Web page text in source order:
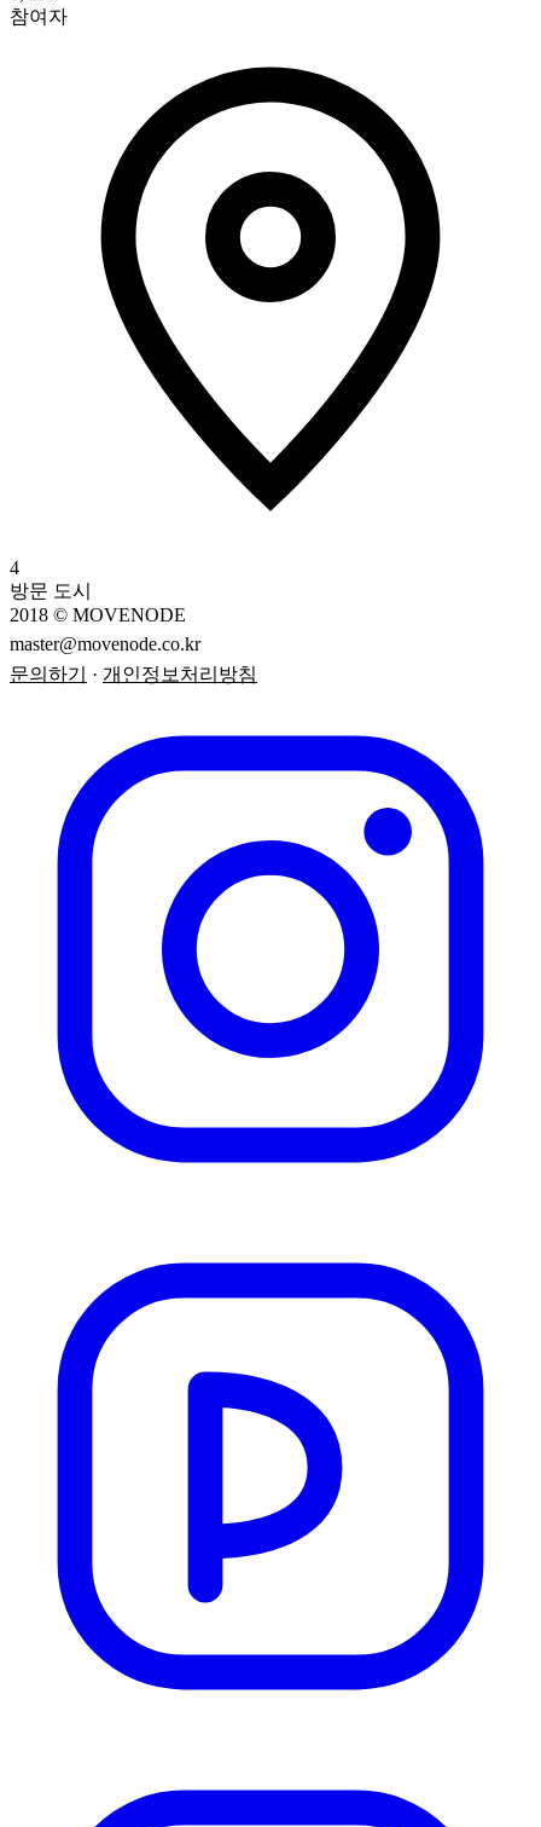
참여자
4
방문 도시
2018 © MOVENODE
master@movenode.co.kr
문의하기
· 개인정보처리방침